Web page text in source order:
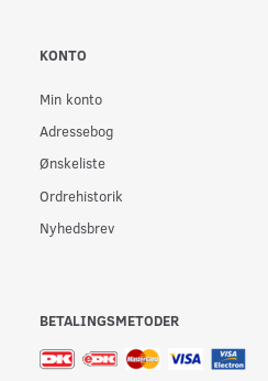
KONTO
Min konto
Adressebog
Ønskeliste
Ordrehistorik
Nyhedsbrev
BETALINGSMETODER